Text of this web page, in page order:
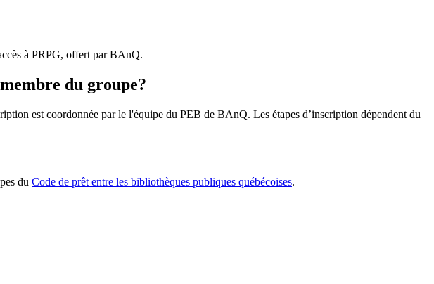
à PRPG, offert par BAnQ.
du groupe?
est coordonnée par le l'équipe du PEB de BAnQ. Les étapes d’inscription dépendent du
du Code de prêt entre les bibliothèques publiques québécoises.